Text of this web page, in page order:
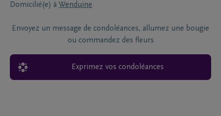
Domicilié(e) à Wenduine
Envoyez un message de condoléances, allumez une bougie
ou commandez des fleurs
Exprimez vos condoléances